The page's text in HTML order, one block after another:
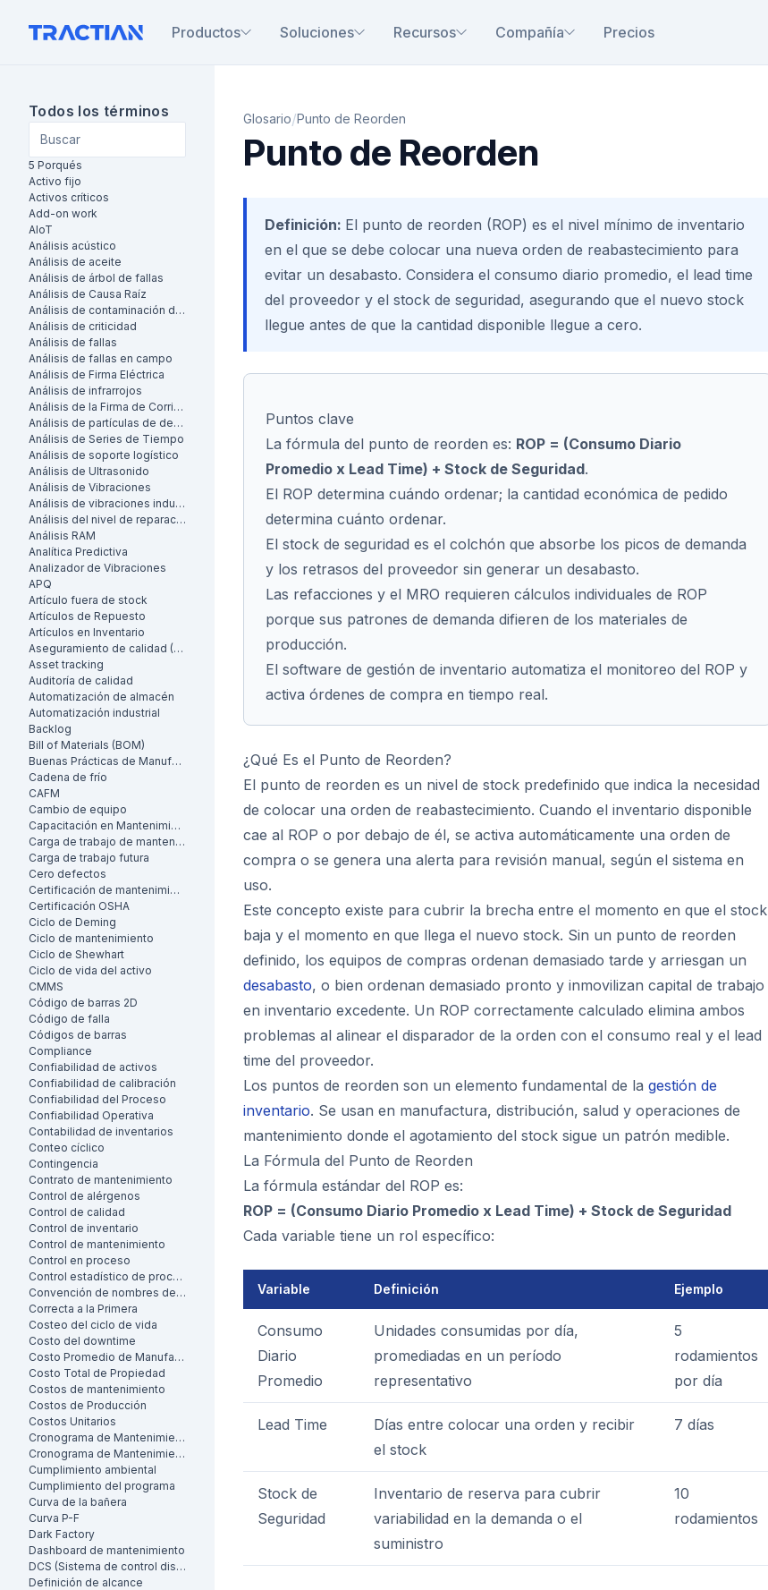
Productos Soluciones Recursos Compañía Precios
Todos los términos
5 Porqués
Activo fijo
Activos críticos
Add-on work
AIoT
Análisis acústico
Análisis de aceite
Análisis de árbol de fallas
Análisis de Causa Raíz
Análisis de contaminación de aceite
Análisis de criticidad
Análisis de fallas
Análisis de fallas en campo
Análisis de Firma Eléctrica
Análisis de infrarrojos
Análisis de la Firma de Corriente del Motor (MCSA)
Análisis de partículas de desgaste
Análisis de Series de Tiempo
Análisis de soporte logístico
Análisis de Ultrasonido
Análisis de Vibraciones
Análisis de vibraciones industrial
Análisis del nivel de reparación
Análisis RAM
Analítica Predictiva
Analizador de Vibraciones
APQ
Artículo fuera de stock
Artículos de Repuesto
Artículos en Inventario
Aseguramiento de calidad (AC)
Asset tracking
Auditoría de calidad
Automatización de almacén
Automatización industrial
Backlog
Bill of Materials (BOM)
Buenas Prácticas de Manufactura (BPM)
Cadena de frío
CAFM
Cambio de equipo
Capacitación en Mantenimiento
Carga de trabajo de mantenimiento
Carga de trabajo futura
Cero defectos
Certificación de mantenimiento
Certificación OSHA
Ciclo de Deming
Ciclo de mantenimiento
Ciclo de Shewhart
Ciclo de vida del activo
CMMS
Código de barras 2D
Código de falla
Códigos de barras
Compliance
Confiabilidad de activos
Confiabilidad de calibración
Confiabilidad del Proceso
Confiabilidad Operativa
Contabilidad de inventarios
Conteo cíclico
Contingencia
Contrato de mantenimiento
Control de alérgenos
Control de calidad
Control de inventario
Control de mantenimiento
Control en proceso
Control estadístico de procesos
Convención de nombres de activos
Correcta a la Primera
Costeo del ciclo de vida
Costo del downtime
Costo Promedio de Manufactura por Unidad
Costo Total de Propiedad
Costos de mantenimiento
Costos de Producción
Costos Unitarios
Cronograma de Mantenimiento
Cronograma de Mantenimiento
Cumplimiento ambiental
Cumplimiento del programa
Curva de la bañera
Curva P-F
Dark Factory
Dashboard de mantenimiento
DCS (Sistema de control distribuido)
Definición de alcance
Glosario/Punto de Reorden
Punto de Reorden
Definición: El punto de reorden (ROP) es el nivel mínimo de inventario
en el que se debe colocar una nueva orden de reabastecimiento para
evitar un desabasto. Considera el consumo diario promedio, el lead time
del proveedor y el stock de seguridad, asegurando que el nuevo stock
llegue antes de que la cantidad disponible llegue a cero.
Puntos clave
La fórmula del punto de reorden es: ROP = (Consumo Diario
Promedio x Lead Time) + Stock de Seguridad.
El ROP determina cuándo ordenar; la cantidad económica de pedido
determina cuánto ordenar.
El stock de seguridad es el colchón que absorbe los picos de demanda
y los retrasos del proveedor sin generar un desabasto.
Las refacciones y el MRO requieren cálculos individuales de ROP
porque sus patrones de demanda difieren de los materiales de
producción.
El software de gestión de inventario automatiza el monitoreo del ROP y
activa órdenes de compra en tiempo real.
¿Qué Es el Punto de Reorden?
El punto de reorden es un nivel de stock predefinido que indica la necesidad
de colocar una orden de reabastecimiento. Cuando el inventario disponible
cae al ROP o por debajo de él, se activa automáticamente una orden de
compra o se genera una alerta para revisión manual, según el sistema en
uso.
Este concepto existe para cubrir la brecha entre el momento en que el stock
baja y el momento en que llega el nuevo stock. Sin un punto de reorden
definido, los equipos de compras ordenan demasiado tarde y arriesgan un
desabasto, o bien ordenan demasiado pronto y inmovilizan capital de trabajo
en inventario excedente. Un ROP correctamente calculado elimina ambos
problemas al alinear el disparador de la orden con el consumo real y el lead
time del proveedor.
Los puntos de reorden son un elemento fundamental de la gestión de
inventario. Se usan en manufactura, distribución, salud y operaciones de
mantenimiento donde el agotamiento del stock sigue un patrón medible.
La Fórmula del Punto de Reorden
La fórmula estándar del ROP es:
ROP = (Consumo Diario Promedio x Lead Time) + Stock de Seguridad
Cada variable tiene un rol específico:
Variable Definición Ejemplo
Consumo
Diario
Promedio
Unidades consumidas por día,
promediadas en un período
representativo
5
rodamientos
por día
Lead Time
Días entre colocar una orden y recibir
el stock
7 días
Stock de
Seguridad
Inventario de reserva para cubrir
variabilidad en la demanda o el
suministro
10
rodamientos